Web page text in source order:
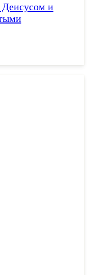
Деисусом и